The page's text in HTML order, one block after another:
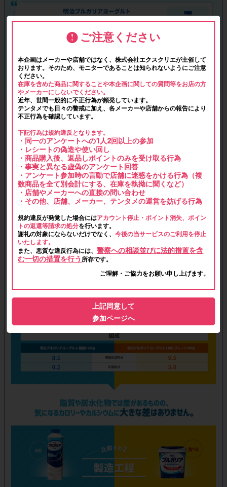
ご注意ください
本企画はメーカーや店舗ではなく、株式会社エクスクリエが主催して
おります。そのため、モニターであることは知られないようにご注意
ください。
在庫を含めた商品に関することや本企画に関しての質問等をお店の方
やメーカーにしないでください。
近年、世間一般的に不正行為が頻発しています。
テンタメでも日々の警戒に加え、各メーカーや店舗からの報告により
不正行為を確認しています。
下記行為は規約違反となります。
・同一のアンケートへの1人2回以上の参加
・レシートの偽造や使い回し
・商品購入後、返品しポイントのみを受け取る行為
・事実と異なる虚偽のアンケート回答
・アンケート参加時の言動で店舗に迷惑をかける行為（複
数商品を全て別会計にする、在庫を執拗に聞くなど）
・店舗やメーカーへの直接の問い合わせ
・その他、店舗、メーカー、テンタメの運営を妨げる行為
規約違反が発覚した場合にはアカウント停止・ポイント消失、ポイン
トの返還等請求の処分を行います。
謝礼の対象にならないだけでなく、今後の当サービスのご利用を停止
いたします。
また、悪質な違反行為には、警察への相談並びに法的措置を含
む一切の措置を行う 所存です。
ご理解・ご協力をお願い申し上げます。
上記同意して
参加ページへ